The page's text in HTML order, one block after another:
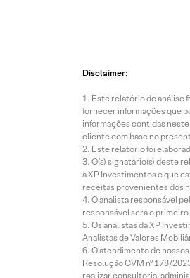
Disclaimer:
Este relatório de análise
fornecer informações que
informações contidas neste
cliente com base no
Este relatório foi
O(s) signatário(s) deste
à XP Investimentos e que
receitas provenientes dos
O analista responsável
responsável será o
Os analistas da XP
Analistas de Valores
O atendimento de
Resolução CVM nº 178/
realizar consultoria,